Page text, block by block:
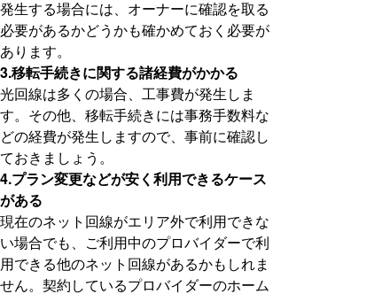
発生する場合には、オーナーに確認を取る
必要があるかどうかも確かめておく必要が
あります。
3.移転手続きに関する諸経費がかかる
光回線は多くの場合、工事費が発生しま
す。その他、移転手続きには事務手数料な
どの経費が発生しますので、事前に確認し
ておきましょう。
4.プラン変更などが安く利用できるケース
がある
現在のネット回線がエリア外で利用できな
い場合でも、ご利用中のプロバイダーで利
用できる他のネット回線があるかもしれま
せん。契約しているプロバイダーのホーム